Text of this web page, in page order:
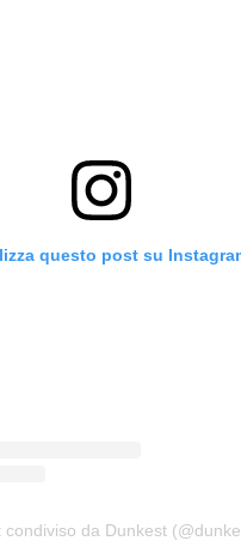
questo post su
condiviso da Dunkest